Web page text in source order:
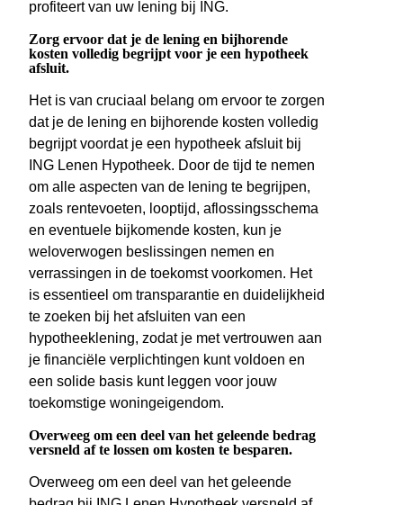
profiteert van uw lening bij ING.
Zorg ervoor dat je de lening en bijhorende
kosten volledig begrijpt voor je een hypotheek
afsluit.
Het is van cruciaal belang om ervoor te zorgen
dat je de lening en bijhorende kosten volledig
begrijpt voordat je een hypotheek afsluit bij
ING Lenen Hypotheek. Door de tijd te nemen
om alle aspecten van de lening te begrijpen,
zoals rentevoeten, looptijd, aflossingsschema
en eventuele bijkomende kosten, kun je
weloverwogen beslissingen nemen en
verrassingen in de toekomst voorkomen. Het
is essentieel om transparantie en duidelijkheid
te zoeken bij het afsluiten van een
hypotheeklening, zodat je met vertrouwen aan
je financiële verplichtingen kunt voldoen en
een solide basis kunt leggen voor jouw
toekomstige woningeigendom.
Overweeg om een deel van het geleende bedrag
versneld af te lossen om kosten te besparen.
Overweeg om een deel van het geleende